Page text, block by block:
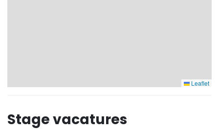
Leaflet
Stage vacatures